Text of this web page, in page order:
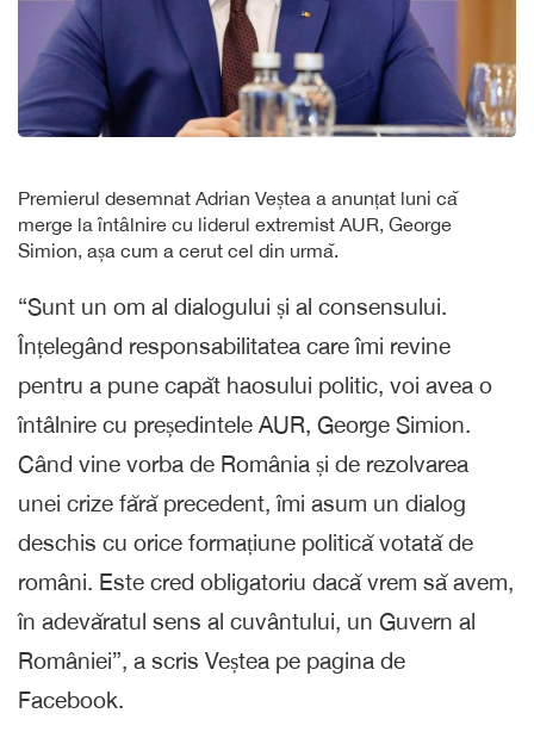
Premierul desemnat Adrian Veștea a anunțat luni că
merge la întâlnire cu liderul extremist AUR, George
Simion, așa cum a cerut cel din urmă.
“Sunt un om al dialogului și al consensului.
Înțelegând responsabilitatea care îmi revine
pentru a pune capăt haosului politic, voi avea o
întâlnire cu președintele AUR, George Simion.
Când vine vorba de România și de rezolvarea
unei crize fără precedent, îmi asum un dialog
deschis cu orice formațiune politică votată de
români. Este cred obligatoriu dacă vrem să avem,
în adevăratul sens al cuvântului, un Guvern al
României”, a scris Veștea pe pagina de
Facebook.